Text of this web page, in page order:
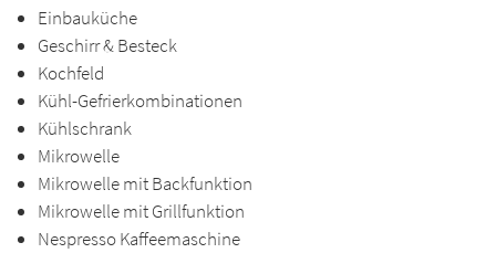
Einbauküche
Geschirr & Besteck
Kochfeld
Kühl-Gefrierkombinationen
Kühlschrank
Mikrowelle
Mikrowelle mit Backfunktion
Mikrowelle mit Grillfunktion
Nespresso Kaffeemaschine